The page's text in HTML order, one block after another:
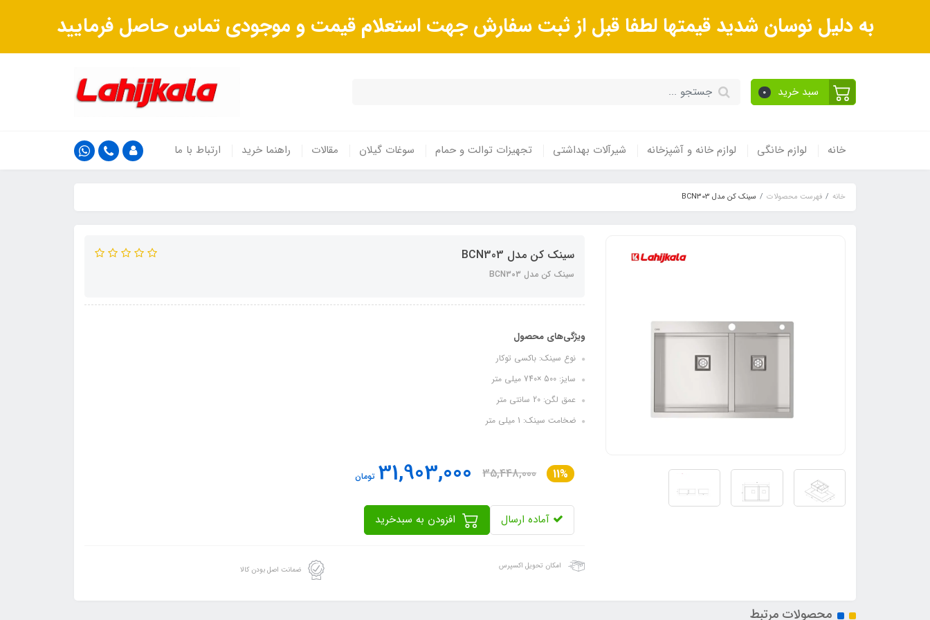
به دلیل نوسان شدید قیمتها لطفا قبل از ثبت سفارش جهت استعلام قیمت و موجودی تماس حاصل فرمایید
سبد خرید 0
خانه لوازم خانگی لوازم خانه و آشپزخانه شیرآلات بهداشتی تجهیزات توالت و حمام سوغات گیلان مقالات راهنما خرید ارتباط با ما
خانه فهرست محصولات سینک کن مدل BCN303
سینک کن مدل BCN303
سینک کن مدل BCN303
ویژگی‌های محصول
نوع سینک: باکسی توکار
سایز: 500 ×740 میلی متر
عمق لگن: 20 سانتی متر
ضخامت سینک: 1 میلی متر
11%
35,448,000
31,903,000 تومان
آماده ارسال
امکان تحویل اکسپرس ضمانت اصل بودن کالا
محصولات مرتبط